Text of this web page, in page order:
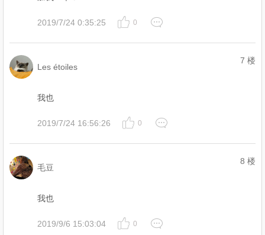
2019/7/24 0:35:25 0
Les étoiles
7 楼
我也
2019/7/24 16:56:26 0
毛豆
8 楼
我也
2019/9/6 15:03:04 0